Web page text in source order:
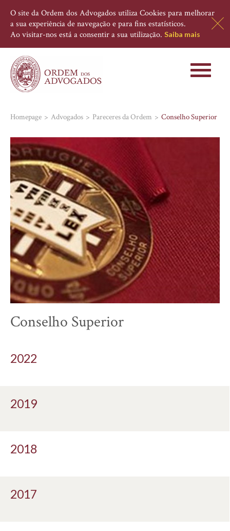
O site da Ordem dos Advogados utiliza Cookies para melhorar
a sua experiência de navegação e para fins estatísticos.
Ao visitar-nos está a consentir a sua utilização. Saiba mais
Toggle
Homepage Advogados Pareceres da Ordem Conselho Superior
Conselho Superior
2022
2019
2018
2017